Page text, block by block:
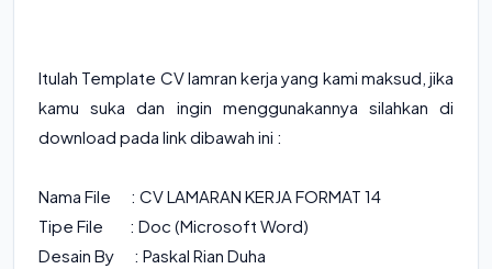
Itulah Template CV lamran kerja yang kami maksud, jika
kamu suka dan ingin menggunakannya silahkan di
download pada link dibawah ini :
Nama File : CV LAMARAN KERJA FORMAT 14
Tipe File : Doc (Microsoft Word)
Desain By : Paskal Rian Duha